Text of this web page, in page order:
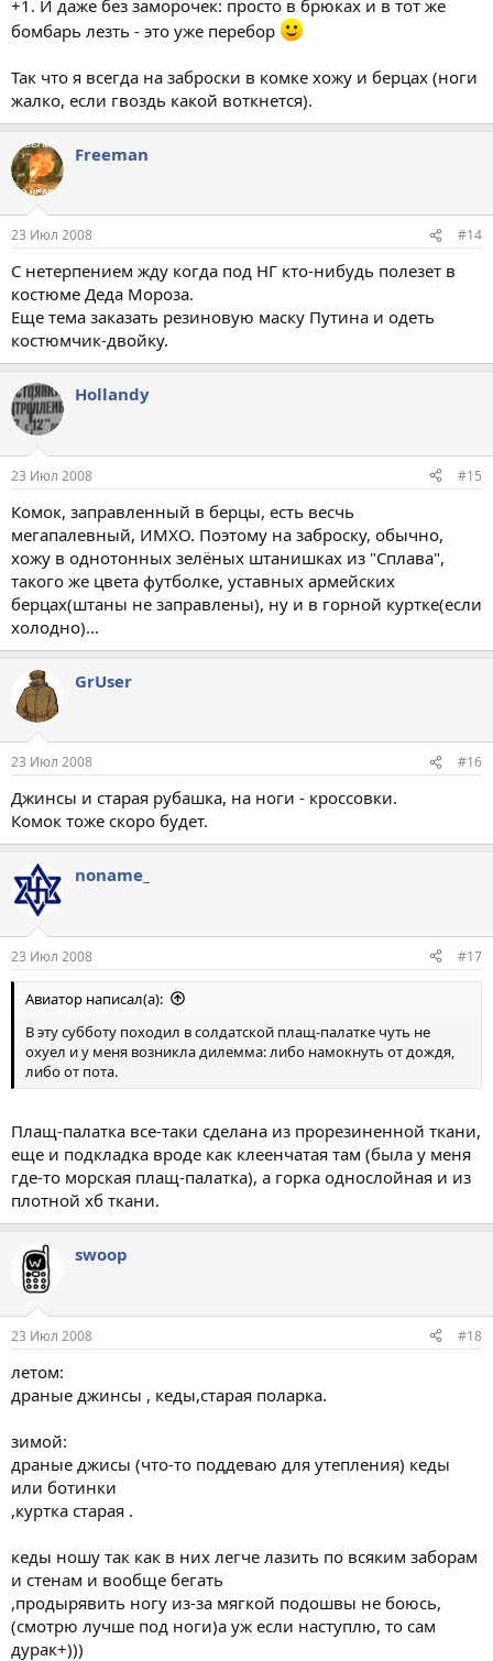
+1. И даже без заморочек: просто в брюках и в тот же
бомбарь лезть - это уже перебор
Так что я всегда на заброски в комке хожу и берцах (ноги
жалко, если гвоздь какой воткнется).
Freeman
23 Июл 2008 #14
С нетерпением жду когда под НГ кто-нибудь полезет в
костюме Деда Мороза.
Еще тема заказать резиновую маску Путина и одеть
костюмчик-двойку.
Hollandy
23 Июл 2008 #15
Комок, заправленный в берцы, есть весчь
мегапалевный, ИМХО. Поэтому на заброску, обычно,
хожу в однотонных зелёных штанишках из "Сплава",
такого же цвета футболке, уставных армейских
берцах(штаны не заправлены), ну и в горной куртке(если
холодно)...
GrUser
23 Июл 2008 #16
Джинсы и старая рубашка, на ноги - кроссовки.
Комок тоже скоро будет.
noname_
23 Июл 2008 #17
Авиатор написал(а):
В эту субботу походил в солдатской плащ-палатке чуть не
охуел и у меня возникла дилемма: либо намокнуть от дождя,
либо от пота.
Плащ-палатка все-таки сделана из прорезиненной ткани,
еще и подкладка вроде как клеенчатая там (была у меня
где-то морская плащ-палатка), а горка однослойная и из
плотной хб ткани.
swoop
23 Июл 2008 #18
летом:
драные джинсы , кеды,старая поларка.
зимой:
драные джисы (что-то поддеваю для утепления) кеды
или ботинки
,куртка старая .
кеды ношу так как в них легче лазить по всяким заборам
и стенам и вообще бегать
,продырявить ногу из-за мягкой подошвы не боюсь,
(смотрю лучше под ноги)а уж если наступлю, то сам
дурак+)))